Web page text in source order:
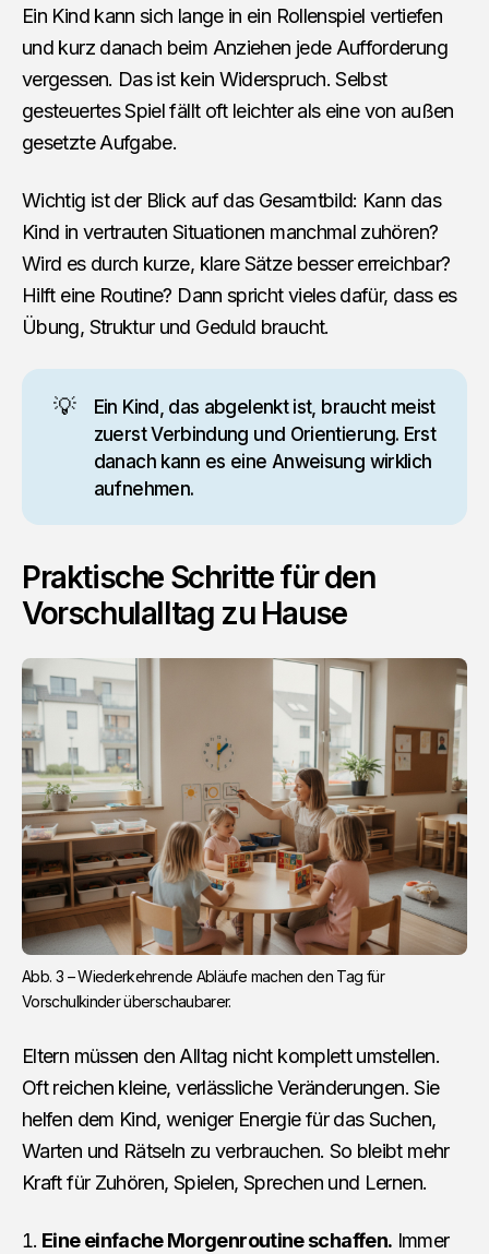
Ein Kind kann sich lange in ein Rollenspiel vertiefen
und kurz danach beim Anziehen jede Aufforderung
vergessen. Das ist kein Widerspruch. Selbst
gesteuertes Spiel fällt oft leichter als eine von außen
gesetzte Aufgabe.
Wichtig ist der Blick auf das Gesamtbild: Kann das
Kind in vertrauten Situationen manchmal zuhören?
Wird es durch kurze, klare Sätze besser erreichbar?
Hilft eine Routine? Dann spricht vieles dafür, dass es
Übung, Struktur und Geduld braucht.
💡
Ein Kind, das abgelenkt ist, braucht meist
zuerst Verbindung und Orientierung. Erst
danach kann es eine Anweisung wirklich
aufnehmen.
Praktische Schritte für den
Vorschulalltag zu Hause
Abb. 3 – Wiederkehrende Abläufe machen den Tag für
Vorschulkinder überschaubarer.
Eltern müssen den Alltag nicht komplett umstellen.
Oft reichen kleine, verlässliche Veränderungen. Sie
helfen dem Kind, weniger Energie für das Suchen,
Warten und Rätseln zu verbrauchen. So bleibt mehr
Kraft für Zuhören, Spielen, Sprechen und Lernen.
Eine einfache Morgenroutine schaffen. Immer